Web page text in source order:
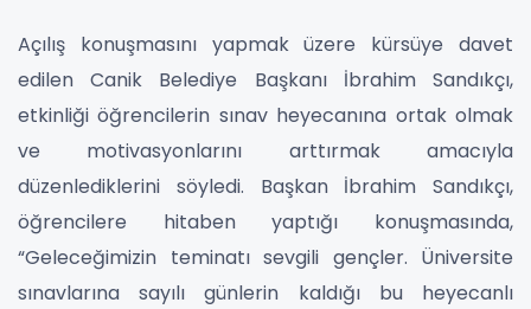
Açılış konuşmasını yapmak üzere kürsüye davet
edilen Canik Belediye Başkanı İbrahim Sandıkçı,
etkinliği öğrencilerin sınav heyecanına ortak olmak
ve motivasyonlarını arttırmak amacıyla
düzenlediklerini söyledi. Başkan İbrahim Sandıkçı,
öğrencilere hitaben yaptığı konuşmasında,
“Geleceğimizin teminatı sevgili gençler. Üniversite
sınavlarına sayılı günlerin kaldığı bu heyecanlı